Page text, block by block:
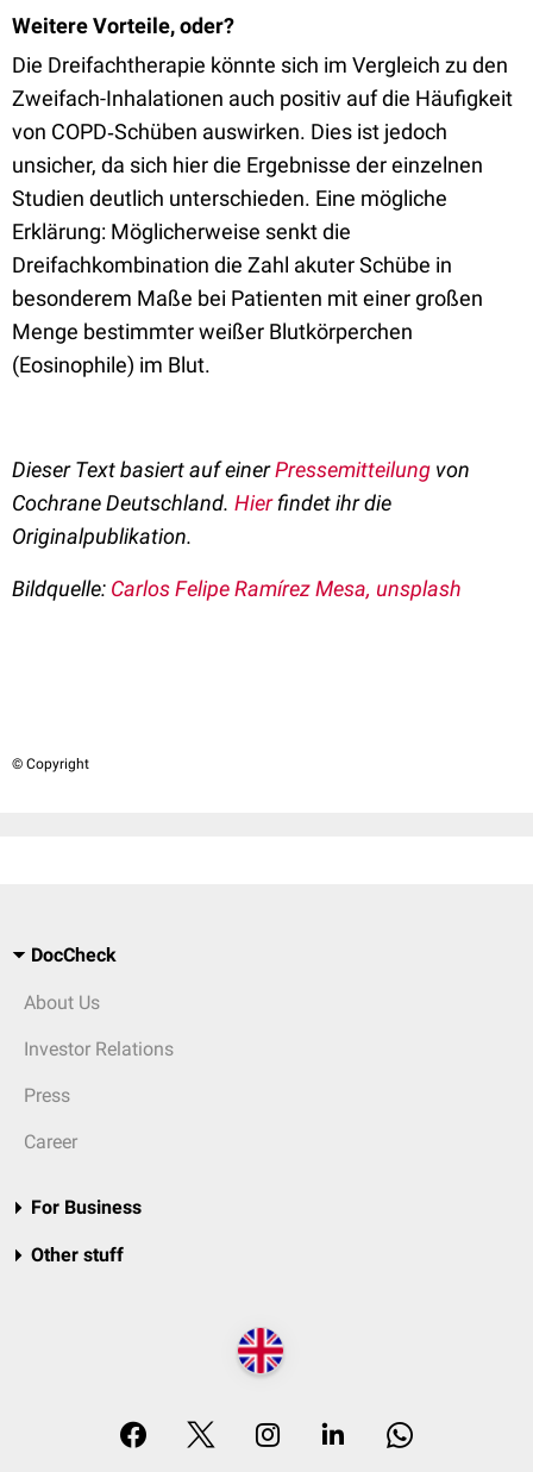
Weitere Vorteile, oder?
Die Dreifachtherapie könnte sich im Vergleich zu den
Zweifach-Inhalationen auch positiv auf die Häufigkeit
von COPD‐Schüben auswirken. Dies ist jedoch
unsicher, da sich hier die Ergebnisse der einzelnen
Studien deutlich unterschieden. Eine mögliche
Erklärung: Möglicherweise senkt die
Dreifachkombination die Zahl akuter Schübe in
besonderem Maße bei Patienten mit einer großen
Menge bestimmter weißer Blutkörperchen
(Eosinophile) im Blut.
Dieser Text basiert auf einerPressemitteilung von
Cochrane Deutschland. Hierfindet ihr die
Originalpublikation.
Bildquelle: Carlos Felipe Ramírez Mesa, unsplash
© Copyright
DocCheck
About Us
Investor Relations
Press
Career
For Business
Other stuff